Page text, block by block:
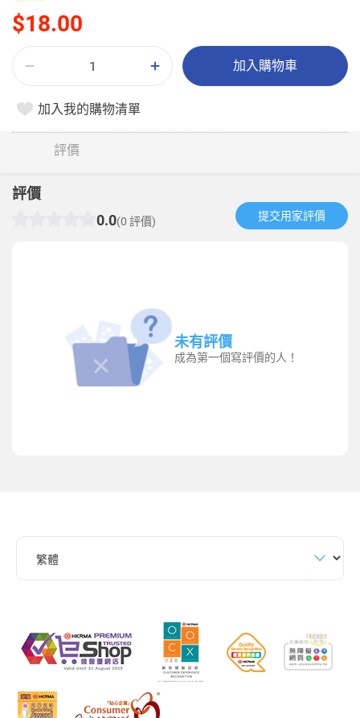
$18.00
加入購物車
加入我的購物清單
評價
評價
0.0(0 評價) 提交用家評價​
未有評價
成為第一個寫評價的人！